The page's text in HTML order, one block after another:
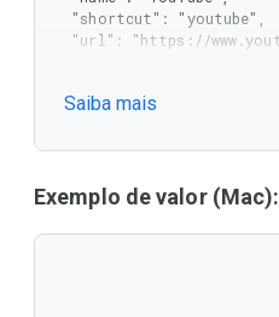
  "shortcut": "drive",
  "allow_user_override": true
]
Saiba mais
Exemplo de valor (Mac):